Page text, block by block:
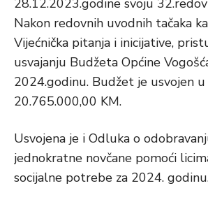
28.12.2023.godine svoju
Nakon redovnih uvodnih tačaka
Vijećnička pitanja i inicijative,
usvajanju Budžeta Općine
2024.godinu. Budžet je usvojen u
20.765.000,00 KM.
Usvojena je i Odluka o
jednokratne novčane pomoći
socijalne potrebe za 2024.